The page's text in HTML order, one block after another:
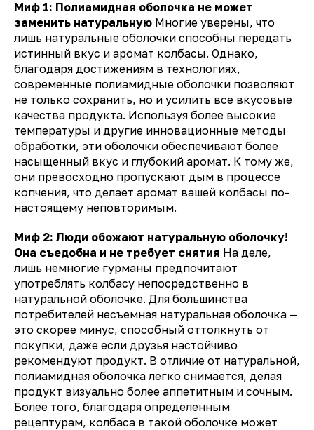
Миф 1: Полиамидная оболочка не может
заменить натуральную Многие уверены, что
лишь натуральные оболочки способны передать
истинный вкус и аромат колбасы. Однако,
благодаря достижениям в технологиях,
современные полиамидные оболочки позволяют
не только сохранить, но и усилить все вкусовые
качества продукта. Используя более высокие
температуры и другие инновационные методы
обработки, эти оболочки обеспечивают более
насыщенный вкус и глубокий аромат. К тому же,
они превосходно пропускают дым в процессе
копчения, что делает аромат вашей колбасы по-
настоящему неповторимым.
Миф 2: Люди обожают натуральную оболочку!
Она съедобна и не требует снятия На деле,
лишь немногие гурманы предпочитают
употреблять колбасу непосредственно в
натуральной оболочке. Для большинства
потребителей несъемная натуральная оболочка —
это скорее минус, способный оттолкнуть от
покупки, даже если друзья настойчиво
рекомендуют продукт. В отличие от натуральной,
полиамидная оболочка легко снимается, делая
продукт визуально более аппетитным и сочным.
Более того, благодаря определенным
рецептурам, колбаса в такой оболочке может